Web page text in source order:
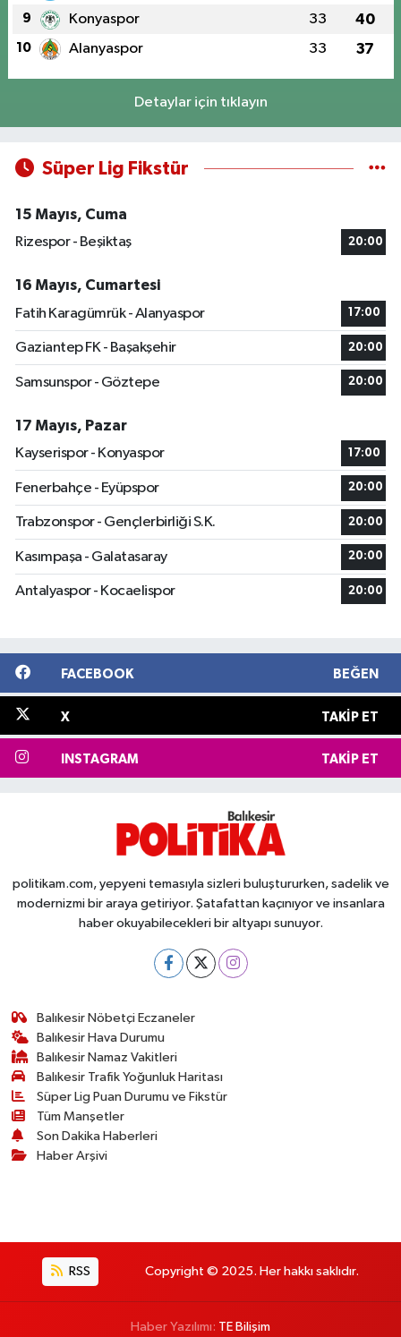
9 Konyaspor 33 40
10 Alanyaspor 33 37
Detaylar için tıklayın
Süper Lig Fikstür
15 Mayıs, Cuma
Rizespor - Beşiktaş
20:00
16 Mayıs, Cumartesi
Fatih Karagümrük - Alanyaspor
17:00
Gaziantep FK - Başakşehir 20:00
Samsunspor - Göztepe 20:00
17 Mayıs, Pazar
Kayserispor - Konyaspor
17:00
Fenerbahçe - Eyüpspor 20:00
Trabzonspor - Gençlerbirliği S.K. 20:00
Kasımpaşa - Galatasaray 20:00
Antalyaspor - Kocaelispor 20:00
FACEBOOK BEĞEN
X TAKIP ET
INSTAGRAM TAKIP ET
politikam.com, yepyeni temasıyla sizleri buluştururken, sadelik ve
modernizmi bir araya getiriyor. Şatafattan kaçınıyor ve insanlara
haber okuyabilecekleri bir altyapı sunuyor.
Balıkesir Nöbetçi Eczaneler
Balıkesir Hava Durumu
Balıkesir Namaz Vakitleri
Balıkesir Trafik Yoğunluk Haritası
Süper Lig Puan Durumu ve Fikstür
Tüm Manşetler
Son Dakika Haberleri
Haber Arşivi
RSS Copyright © 2025. Her hakkı saklıdır.
Haber Yazılımı: TE Bilişim